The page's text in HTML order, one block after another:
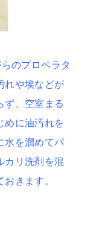
のプロペラタ
れや埃などが
ず、空室まる
めに油汚れを
水を溜めてパ
カリ洗剤を混
きます。